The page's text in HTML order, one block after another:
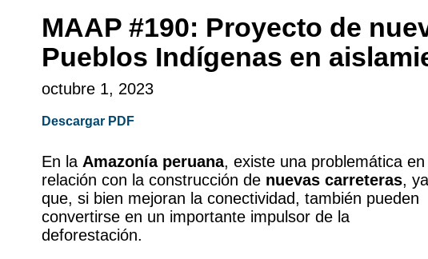
MAAP #190: Proyecto de
Pueblos Indígenas en
octubre 1, 2023
Descargar PDF
En la Amazonía peruana, existe una problemática en
relación con la construcción de nuevas carreteras, ya
que, si bien mejoran la conectividad, también pueden
convertirse en un importante impulsor de la
deforestación.